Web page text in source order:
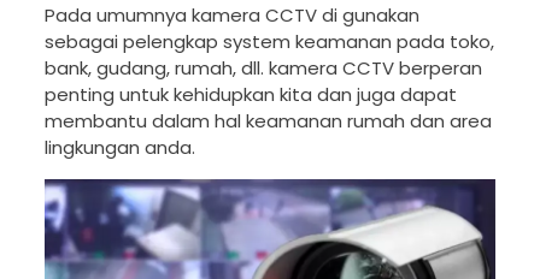
Pada umumnya kamera CCTV di gunakan
sebagai pelengkap system keamanan pada toko,
bank, gudang, rumah, dll. kamera CCTV berperan
penting untuk kehidupkan kita dan juga dapat
membantu dalam hal keamanan rumah dan area
lingkungan anda.